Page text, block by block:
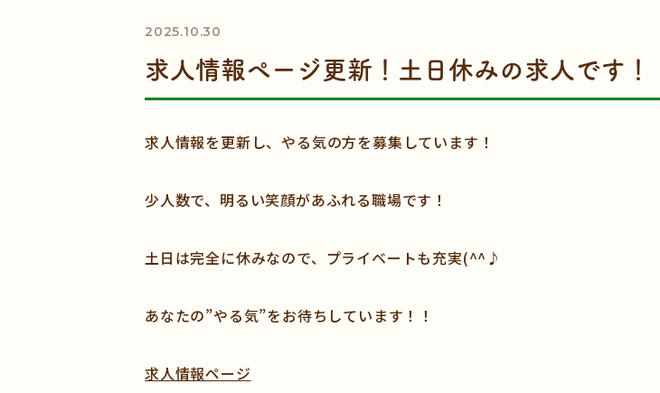
2025.10.30
求人情報ページ更新！土日休みの求人です！
求人情報を更新し、やる気の方を募集しています！
少人数で、明るい笑顔があふれる職場です！
土日は完全に休みなので、プライベートも充実(^^♪
あなたの”やる気”をお待ちしています！！
求人情報ページ